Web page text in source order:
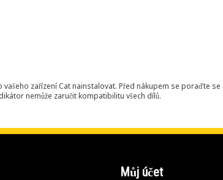
zařízení Cat nainstalovat. Před nákupem se poraďte
nemůže zaručit kompatibilitu všech dílů.
Můj účet